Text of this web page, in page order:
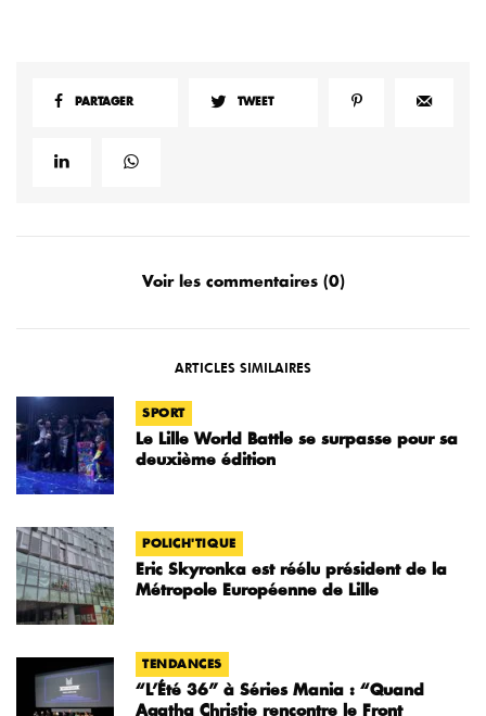
PARTAGER TWEET
Voir les commentaires (0)
ARTICLES SIMILAIRES
SPORT
Le Lille World Battle se surpasse pour sa
deuxième édition
POLICH'TIQUE
Eric Skyronka est réélu président de la
Métropole Européenne de Lille
TENDANCES
“L’Été 36” à Séries Mania : “Quand
Agatha Christie rencontre le Front